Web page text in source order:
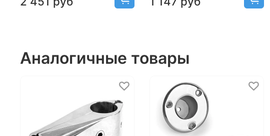
Аналогичные товары